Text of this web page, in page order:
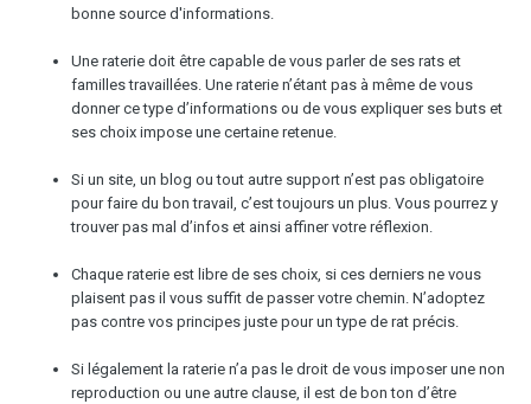
bonne source d'informations.
Une raterie doit être capable de vous parler de ses rats et
familles travaillées. Une raterie n’étant pas à même de vous
donner ce type d’informations ou de vous expliquer ses buts et
ses choix impose une certaine retenue.
Si un site, un blog ou tout autre support n’est pas obligatoire
pour faire du bon travail, c’est toujours un plus. Vous pourrez y
trouver pas mal d’infos et ainsi affiner votre réflexion.
Chaque raterie est libre de ses choix, si ces derniers ne vous
plaisent pas il vous suffit de passer votre chemin. N’adoptez
pas contre vos principes juste pour un type de rat précis.
Si légalement la raterie n’a pas le droit de vous imposer une non
reproduction ou une autre clause, il est de bon ton d’être